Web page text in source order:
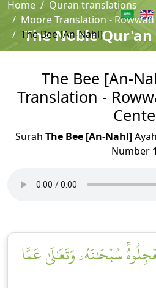
The Noble Qur'an
Home
Quran translations
Moore Translation -
The Bee [An-Nahl]
The Bee [An-
Translation -
Surah The Bee [An-Nahl]Ayah
Number
سُبۡحَٰنَهُۥ وَتَعَٰلَىٰ عَمَّا